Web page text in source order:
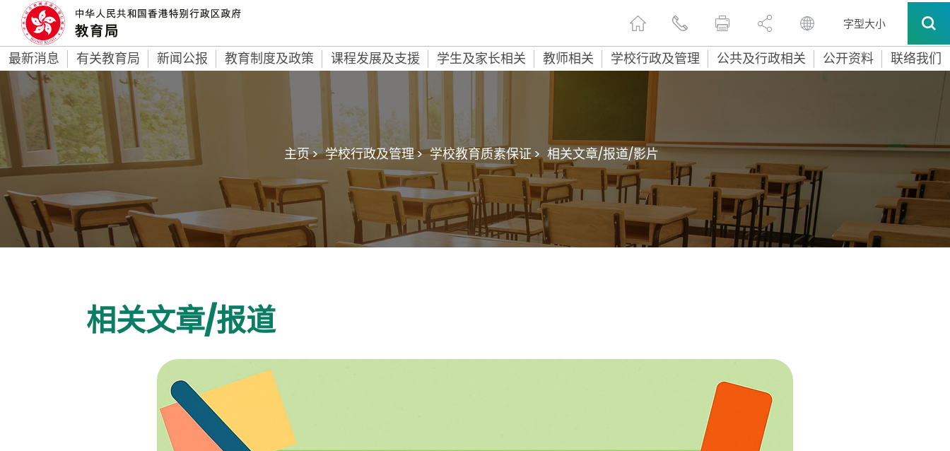
字型大小
最新消息 有关教育局 新闻公报 教育制度及政策 课程发展及支援 学生及家长相关 教师相关 学校行政及管理 公共及行政相关 公开资料 联络我们
主页 > 学校行政及管理 > 学校教育质素保证 > 相关文章/报道/影片
相关文章/报道